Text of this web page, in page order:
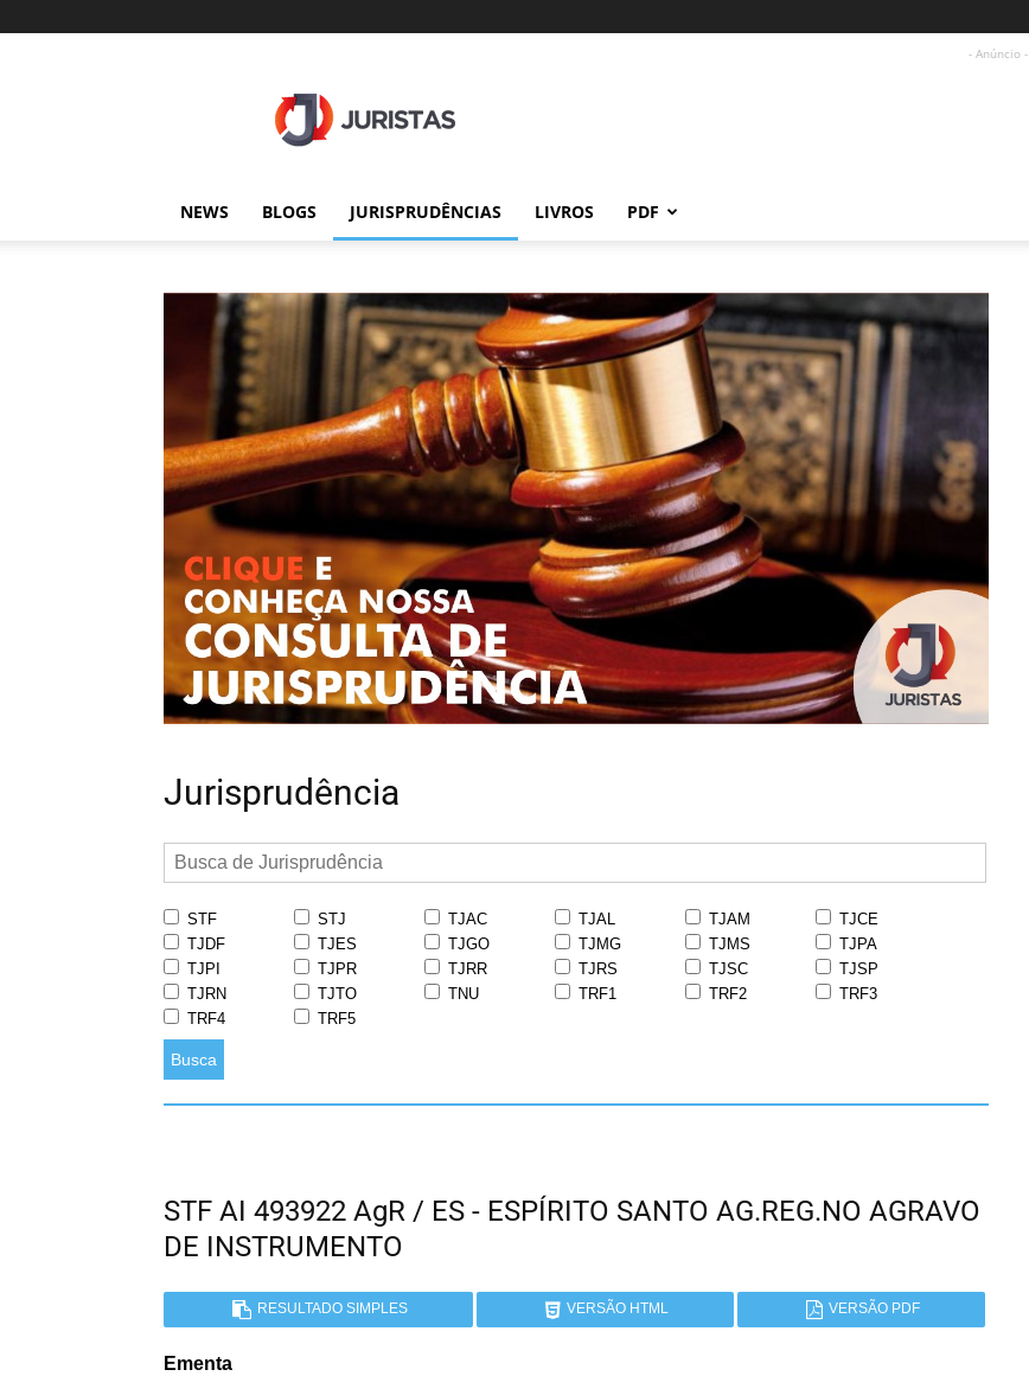
- Anúncio -
NEWS BLOGS JURISPRUDÊNCIAS LIVROS PDF
Jurisprudência
STF STJ TJAC TJAL TJAM
TJCE
TJDF
TJES TJGO TJMG TJMS
TJPA
TJPI
TJPR TJRR TJRS TJSC
TJSP
TJRN
TJTO TNU TRF1 TRF2
TRF3
TRF4
TRF5
Busca
STF AI 493922 AgR / ES - ESPÍRITO SANTO AG.REG.NO AGRAVO
DE INSTRUMENTO
RESULTADO SIMPLES VERSÃO HTML VERSÃO PDF
Ementa